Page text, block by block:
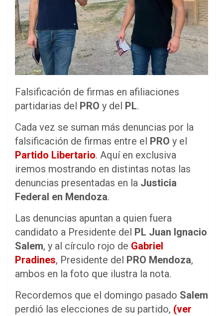
Falsificación de firmas en afiliaciones
partidarias del PRO y del PL.
Cada vez se suman más denuncias por la
falsificación de firmas entre el PRO y el
Partido Libertario. Aquí en exclusiva
iremos mostrando en distintas notas las
denuncias presentadas en la Justicia
Federal en Mendoza.
Las denuncias apuntan a quien fuera
candidato a Presidente del PL Juan Ignacio
Salem, y al círculo rojo de Gabriel
Pradines, Presidente del PRO Mendoza,
ambos en la foto que ilustra la nota.
Recordemos que el domingo pasado Salem
perdió las elecciones de su partido, (ver